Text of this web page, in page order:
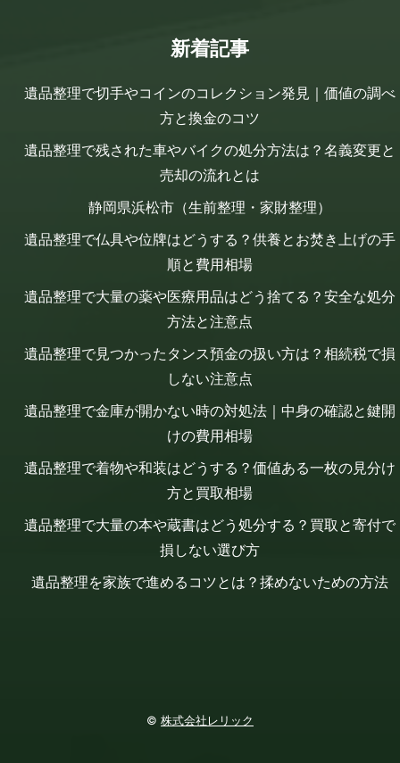
新着記事
遺品整理で切手やコインのコレクション発見｜価値の調べ
方と換金のコツ
遺品整理で残された車やバイクの処分方法は？名義変更と
売却の流れとは
静岡県浜松市（生前整理・家財整理）
遺品整理で仏具や位牌はどうする？供養とお焚き上げの手
順と費用相場
遺品整理で大量の薬や医療用品はどう捨てる？安全な処分
方法と注意点
遺品整理で見つかったタンス預金の扱い方は？相続税で損
しない注意点
遺品整理で金庫が開かない時の対処法｜中身の確認と鍵開
けの費用相場
遺品整理で着物や和装はどうする？価値ある一枚の見分け
方と買取相場
遺品整理で大量の本や蔵書はどう処分する？買取と寄付で
損しない選び方
遺品整理を家族で進めるコツとは？揉めないための方法
© 株式会社レリック